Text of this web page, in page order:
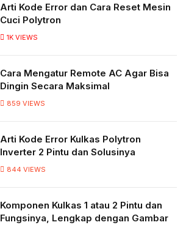
Arti Kode Error dan Cara Reset Mesin
Cuci Polytron
1K VIEWS
Cara Mengatur Remote AC Agar Bisa
Dingin Secara Maksimal
859 VIEWS
Arti Kode Error Kulkas Polytron
Inverter 2 Pintu dan Solusinya
844 VIEWS
Komponen Kulkas 1 atau 2 Pintu dan
Fungsinya, Lengkap dengan Gambar